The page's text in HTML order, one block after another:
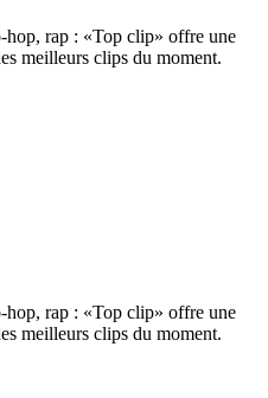
rap : «Top clip» offre une
meilleurs clips du moment.
rap : «Top clip» offre une
meilleurs clips du moment.